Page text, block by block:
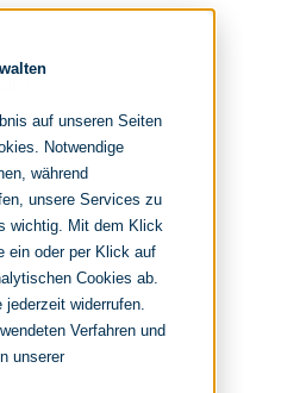
auf unseren Seiten
Notwendige
während
unsere Services zu
wichtig. Mit dem Klick
ein oder per Klick auf
Cookies ab.
jederzeit widerrufen.
Verfahren und
unserer
Cloud